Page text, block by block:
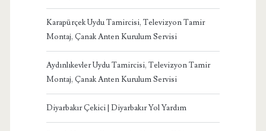
Karapürçek Uydu Tamircisi, Televizyon Tamir
Montaj, Çanak Anten Kurulum Servisi
Aydınlıkevler Uydu Tamircisi, Televizyon Tamir
Montaj, Çanak Anten Kurulum Servisi
Diyarbakır Çekici | Diyarbakır Yol Yardım